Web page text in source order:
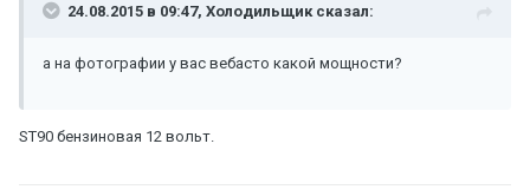
24.08.2015 в 09:47, Холодильщик сказал:
а на фотографии у вас вебасто какой мощности?
ST90 бензиновая 12 вольт.